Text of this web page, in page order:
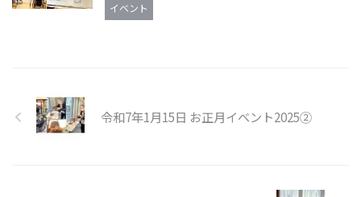
イベント
令和7年1月15日 お正月イベント2025②